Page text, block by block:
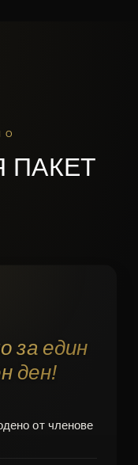
ПАКЕТ
за един
ден!
от членове